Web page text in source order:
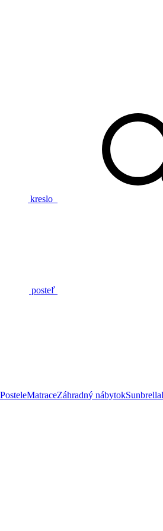
kreslo
posteľ
PosteleMatraceZáhradný nábytokSunbrella